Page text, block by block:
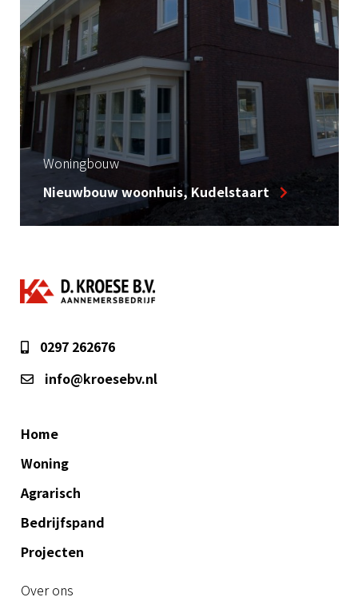
Woningbouw
Nieuwbouw woonhuis, Kudelstaart
0297 262676
info@kroesebv.nl
Home
Woning
Agrarisch
Bedrijfspand
Projecten
Over ons